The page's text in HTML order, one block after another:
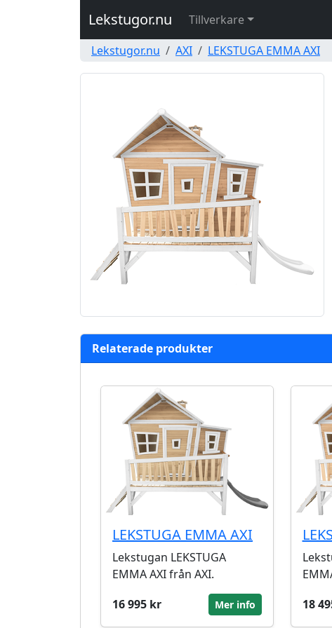
Lekstugor.nu
Tillverkare
Lekstugor.nu
AXI LEKSTUGA EMMA AXI
Relaterade produkter
LEKSTUGA EMMA AXI
Lekstugan LEKSTUGA
EMMA AXI från AXI.
16 995 kr
Mer info
18